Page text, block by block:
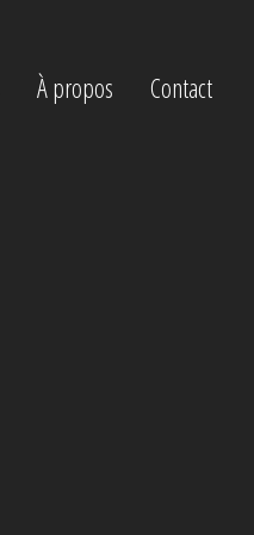
À propos Contact